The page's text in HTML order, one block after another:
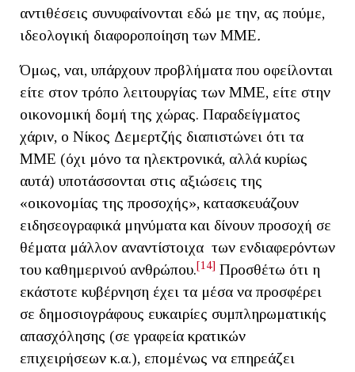
αντιθέσεις συνυφαίνονται εδώ με την, ας πούμε,
ιδεολογική διαφοροποίηση των ΜΜΕ.
Όμως, ναι, υπάρχουν προβλήματα που οφείλονται
είτε στον τρόπο λειτουργίας των ΜΜΕ, είτε στην
οικονομική δομή της χώρας. Παραδείγματος
χάριν, ο Νίκος Δεμερτζής διαπιστώνει ότι τα
ΜΜΕ (όχι μόνο τα ηλεκτρονικά, αλλά κυρίως
αυτά) υποτάσσονται στις αξιώσεις της
«οικονομίας της προσοχής», κατασκευάζουν
ειδησεογραφικά μηνύματα και δίνουν προσοχή σε
θέματα μάλλον αναντίστοιχα των ενδιαφερόντων
του καθημερινού ανθρώπου.[14] Προσθέτω ότι η
εκάστοτε κυβέρνηση έχει τα μέσα να προσφέρει
σε δημοσιογράφους ευκαιρίες συμπληρωματικής
απασχόλησης (σε γραφεία κρατικών
επιχειρήσεων κ.α.), επομένως να επηρεάζει